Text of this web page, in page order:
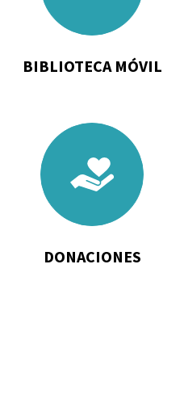
BIBLIOTECA MÓVIL
to
Donaciones
DONACIONES